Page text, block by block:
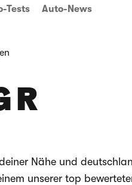
Tests Auto-News
R
Nähe und
unserer top